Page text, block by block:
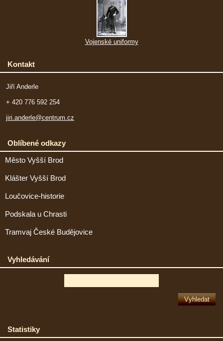
Vojenské uniformy
Kontakt
Jiří Anderle
+ 420 776 592 254
jiri.anderle@centrum.cz
Oblíbené odkazy
Město Vyšší Brod
Klášter Vyšší Brod
Loučovice-historie
Podskala u Chrasti
Tramvaj České Budějovice
Vyhledávání
Statistiky